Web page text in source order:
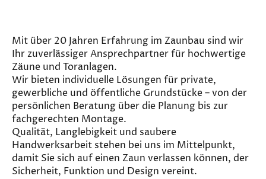
Mit über 20 Jahren Erfahrung im Zaunbau sind wir
Ihr zuverlässiger Ansprechpartner für hochwertige
Zäune und Toranlagen.
Wir bieten individuelle Lösungen für private,
gewerbliche und öffentliche Grundstücke – von der
persönlichen Beratung über die Planung bis zur
fachgerechten Montage.
Qualität, Langlebigkeit und saubere
Handwerksarbeit stehen bei uns im Mittelpunkt,
damit Sie sich auf einen Zaun verlassen können, der
Sicherheit, Funktion und Design vereint.